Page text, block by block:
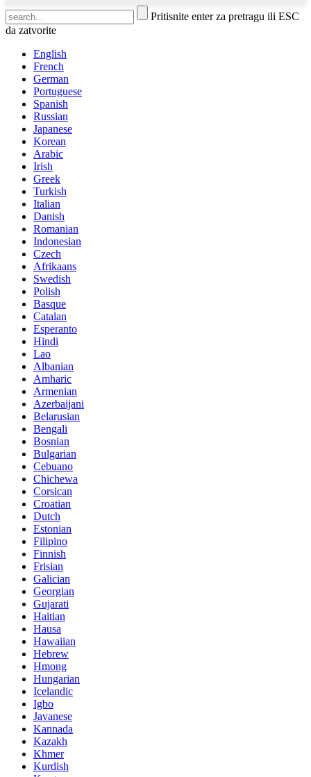
Pritisnite enter za pretragu ili ESC
da zatvorite
English
French
German
Portuguese
Spanish
Russian
Japanese
Korean
Arabic
Irish
Greek
Turkish
Italian
Danish
Romanian
Indonesian
Czech
Afrikaans
Swedish
Polish
Basque
Catalan
Esperanto
Hindi
Lao
Albanian
Amharic
Armenian
Azerbaijani
Belarusian
Bengali
Bosnian
Bulgarian
Cebuano
Chichewa
Corsican
Croatian
Dutch
Estonian
Filipino
Finnish
Frisian
Galician
Georgian
Gujarati
Haitian
Hausa
Hawaiian
Hebrew
Hmong
Hungarian
Icelandic
Igbo
Javanese
Kannada
Kazakh
Khmer
Kurdish